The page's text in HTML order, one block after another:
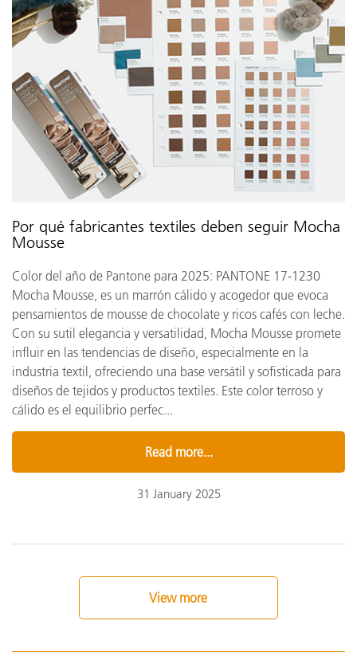
Por qué fabricantes textiles deben seguir Mocha
Mousse
Color del año de Pantone para 2025: PANTONE 17-1230
Mocha Mousse, es un marrón cálido y acogedor que evoca
pensamientos de mousse de chocolate y ricos cafés con leche.
Con su sutil elegancia y versatilidad, Mocha Mousse promete
influir en las tendencias de diseño, especialmente en la
industria textil, ofreciendo una base versátil y sofisticada para
diseños de tejidos y productos textiles. Este color terroso y
cálido es el equilibrio perfec...
Read more...
31 January 2025
View more